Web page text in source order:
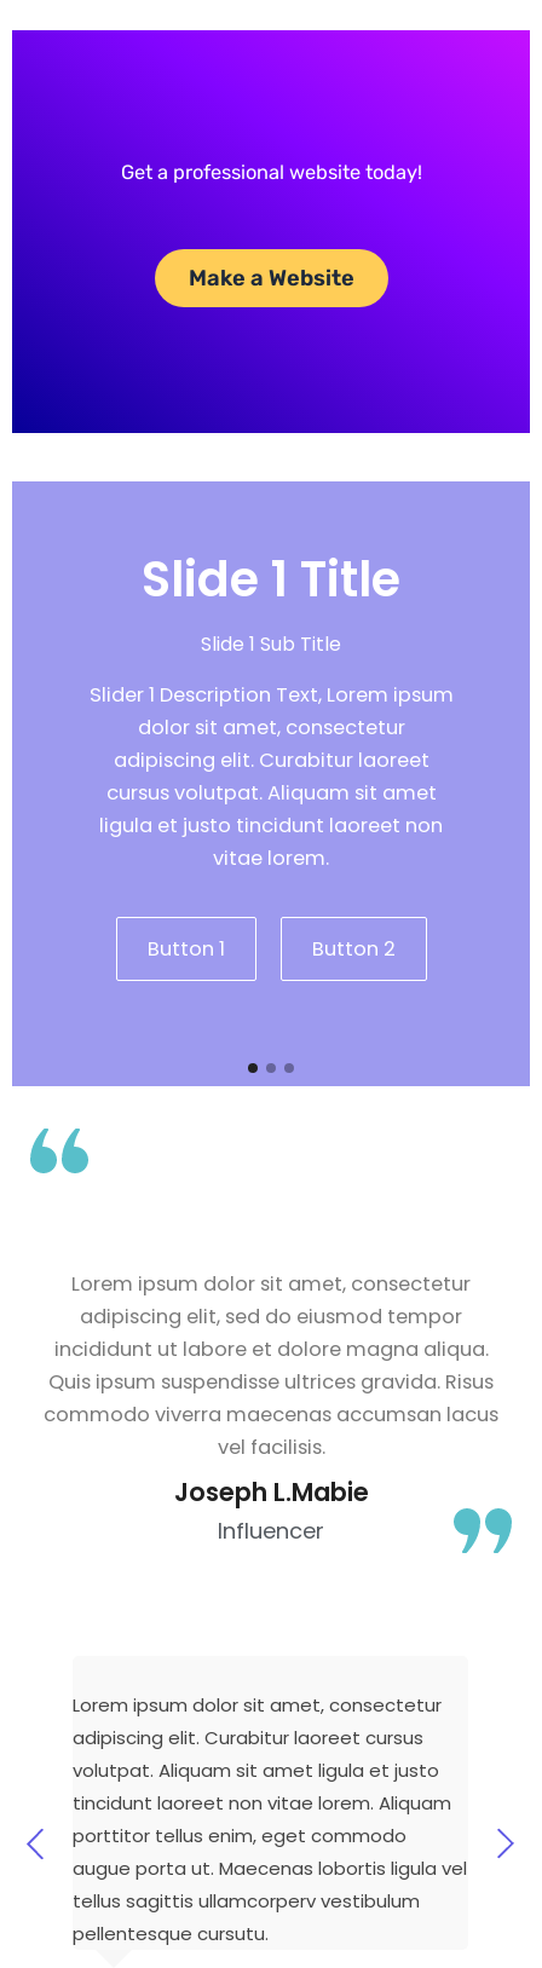
Get a professional website today!
Make a Website
Slide 1 Title
Slide 1 Sub Title
Slider 1 Description Text, Lorem ipsum
dolor sit amet, consectetur
adipiscing elit. Curabitur laoreet
cursus volutpat. Aliquam sit amet
ligula et justo tincidunt laoreet non
vitae lorem.
Button 1 Button 2
Lorem ipsum dolor sit amet, consectetur
adipiscing elit, sed do eiusmod tempor
incididunt ut labore et dolore magna aliqua.
Quis ipsum suspendisse ultrices gravida. Risus
commodo viverra maecenas accumsan lacus
vel facilisis.
Joseph L.Mabie
Influencer
Lorem ipsum dolor sit amet, consectetur
adipiscing elit. Curabitur laoreet cursus
volutpat. Aliquam sit amet ligula et justo
tincidunt laoreet non vitae lorem. Aliquam
porttitor tellus enim, eget commodo
augue porta ut. Maecenas lobortis ligula vel
tellus sagittis ullamcorperv vestibulum
pellentesque cursutu.